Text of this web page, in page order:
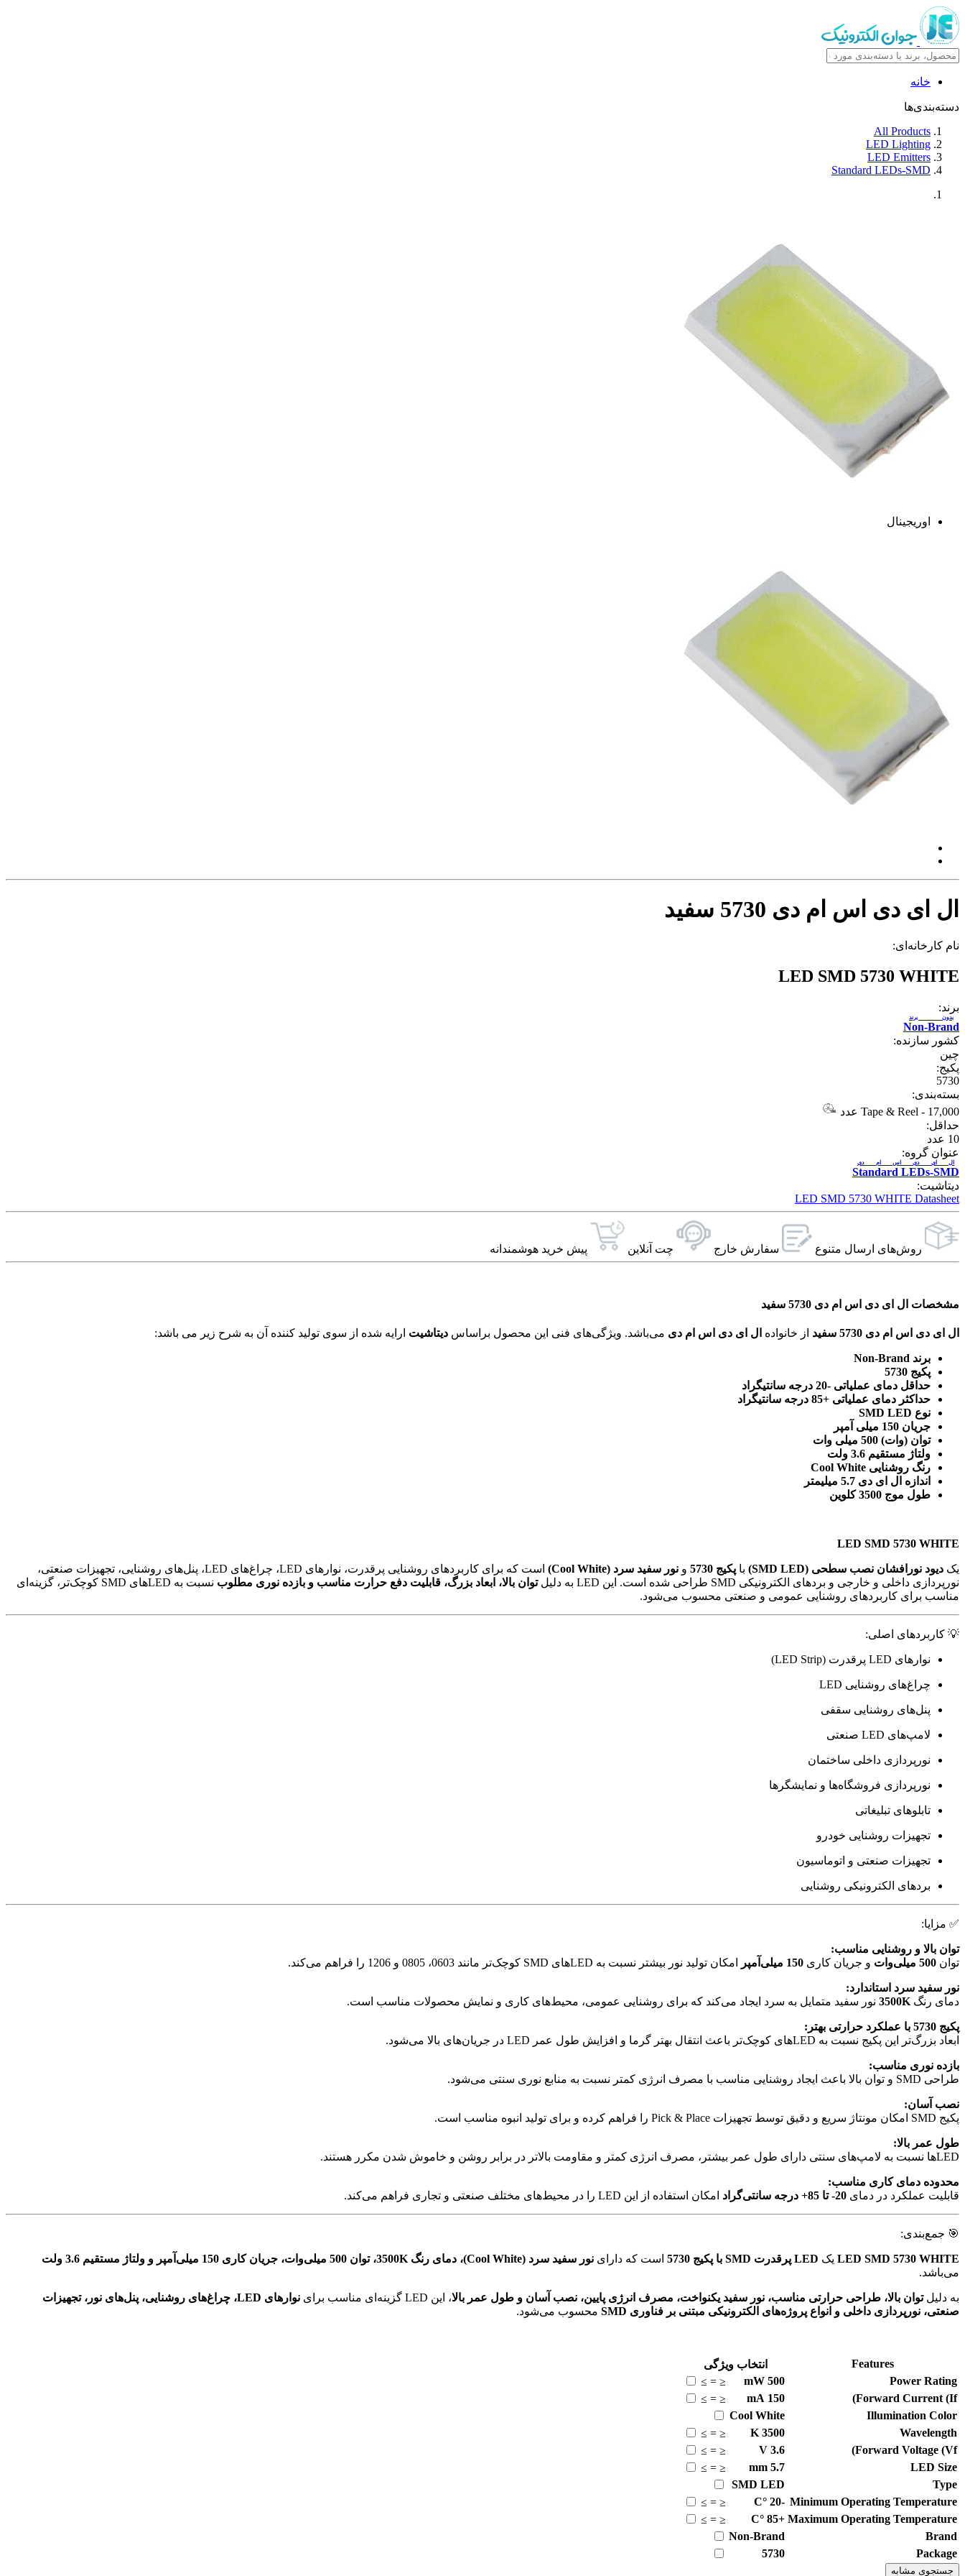
خانه
دسته‌بندی‌ها
All Products
LED Lighting
LED Emitters
Standard LEDs-SMD
اوریجینال
ال ای دی اس ام دی 5730 سفید
نام کارخانه‌ای:
LED SMD 5730 WHITE
برند:
Non-Brand
بدون برند
کشور سازنده:
چین
پکیج:
5730
بسته‌بندی:
Tape & Reel - 17,000 عدد
حداقل:
10 عدد
عنوان گروه:
Standard LEDs-SMD
ال ای دی اس ام دی
دیتاشیت:
LED SMD 5730 WHITE Datasheet
روش‌های ارسال‌ متنوع سفارش خارج چت آنلاین پیش خرید هوشمندانه
مشخصات ال ای دی اس ام دی 5730 سفید
ال ای دی اس ام دی 5730 سفید از خانواده ال ای دی اس ام دی دیتاشیت ارایه شده از سوی تولید کننده آن به شرح زیر می باشد:
برند Non-Brand
پکیج 5730
حداقل دمای عملیاتی -20 درجه سانتیگراد
حداکثر دمای عملیاتی +85 درجه سانتیگراد
نوع SMD LED
جریان 150 میلی آمپر
توان (وات) 500 میلی وات
ولتاژ مستقیم 3.6 ولت
رنگ روشنایی Cool White
اندازه ال ای دی 5.7 میلیمتر
طول موج 3500 کلوین
LED SMD 5730 WHITE
یک دیود نورافشان نصب سطحی (SMD LED) با پکیج 5730 و نور سفید سرد (Cool White)
است که برای کاربردهای روشنایی پرقدرت، نوارهای LED، چراغ‌های LED، پنل‌های روشنایی، تجهیزات صنعتی،
نورپردازی داخلی و خارجی و بردهای الکترونیکی SMD طراحی شده است. این LED به دلیل
توان بالا، ابعاد بزرگ، قابلیت دفع حرارت مناسب و بازده نوری مطلوب
نسبت به LEDهای SMD کوچک‌تر، گزینه‌ای
مناسب برای کاربردهای روشنایی عمومی و صنعتی محسوب می‌شود.
💡 کاربردهای اصلی:
نوارهای LED پرقدرت (LED Strip)
چراغ‌های روشنایی LED
پنل‌های روشنایی سقفی
لامپ‌های LED صنعتی
نورپردازی داخلی ساختمان
نورپردازی فروشگاه‌ها و نمایشگرها
تابلوهای تبلیغاتی
تجهیزات روشنایی خودرو
تجهیزات صنعتی و اتوماسیون
بردهای الکترونیکی روشنایی
✅ مزایا:
توان بالا و روشنایی مناسب:
توان 500 میلی‌وات و جریان کاری 150 میلی‌آمپر امکان تولید نور بیشتر نسبت به LEDهای SMD کوچک‌تر مانند 0603، 0805 و 1206 را فراهم می‌کند.
نور سفید سرد استاندارد:
دمای رنگ 3500K نور سفید متمایل به سرد ایجاد می‌کند که برای روشنایی عمومی، محیط‌های کاری و نمایش محصولات مناسب است.
پکیج 5730 با عملکرد حرارتی بهتر:
ابعاد بزرگ‌تر این پکیج نسبت به LEDهای کوچک‌تر باعث انتقال بهتر گرما و افزایش طول عمر LED در جریان‌های بالا می‌شود.
بازده نوری مناسب:
طراحی SMD و توان بالا باعث ایجاد روشنایی مناسب با مصرف انرژی کمتر نسبت به منابع نوری سنتی می‌شود.
نصب آسان:
پکیج SMD امکان مونتاژ سریع و دقیق توسط تجهیزات Pick & Place را فراهم کرده و برای تولید انبوه مناسب است.
طول عمر بالا:
LEDها نسبت به لامپ‌های سنتی دارای طول عمر بیشتر، مصرف انرژی کمتر و مقاومت بالاتر در برابر روشن و خاموش شدن مکرر هستند.
محدوده دمای کاری مناسب:
قابلیت عملکرد در دمای 20- تا 85+ درجه سانتی‌گراد امکان استفاده از این LED را در محیط‌های مختلف صنعتی و تجاری فراهم می‌کند.
🎯 جمع‌بندی:
LED SMD 5730 WHITE یک LED پرقدرت SMD با پکیج 5730 است که دارای نور سفید سرد (Cool White)، دمای رنگ 3500K، توان 500 میلی‌وات، جریان کاری 150 میلی‌آمپر و ولتاژ مستقیم 3.6 ولت
می‌باشد.
به دلیلتوان بالا، طراحی حرارتی مناسب، نور سفید یکنواخت، مصرف انرژی پایین، نصب آسان و طول عمر بالا، این LED گزینه‌ای مناسب برای
نوارهای LED، چراغ‌های روشنایی، پنل‌های نور، تجهیزات
صنعتی، نورپردازی داخلی و انواع پروژه‌های الکترونیکی مبتنی بر فناوری SMD
محسوب می‌شود.
Features
انتخاب ویژگی
Power Rating
500
mW
≤
=
≥
Forward Current (If)
150
mA
≤
=
≥
Illumination Color
Cool White
Wavelength
3500
K
≤
=
≥
Forward Voltage (Vf)
3.6
V
≤
=
≥
LED Size
5.7
mm
≤
=
≥
Type
SMD LED
Minimum Operating Temperature
-20
°C
≤
=
≥
Maximum Operating Temperature
+85
°C
≤
=
≥
Brand
Non-Brand
Package
5730
جستجوی مشابه